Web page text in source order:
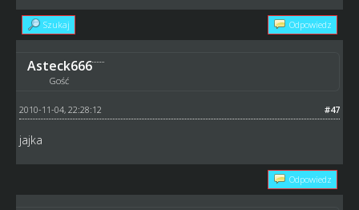
Szukaj Odpowiedz
Asteck666
Gość
#47
2010-11-04, 22:28:12
jajka
Odpowiedz